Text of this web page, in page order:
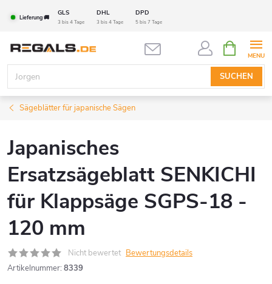
InhaltLieferung 🚚
GLS DHL DPD
3 bis 4 Tage 3 bis 4 Tage 5 bis 7 Tage
SUCHEN
Sägeblätter für japanische Sägen
Japanisches
Ersatzsägeblatt SENKICHI
für Klappsäge SGPS-18 -
120 mm
Nicht bewertet Bewertungsdetails
Artikelnummer: 8339